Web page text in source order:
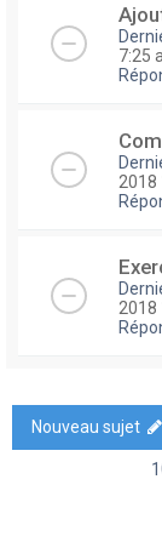
7:25
2018
2018
Nouveau sujet